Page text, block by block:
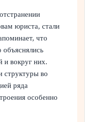
юриста, стали
что
и вокруг них.
структуры во
ряда
особенно